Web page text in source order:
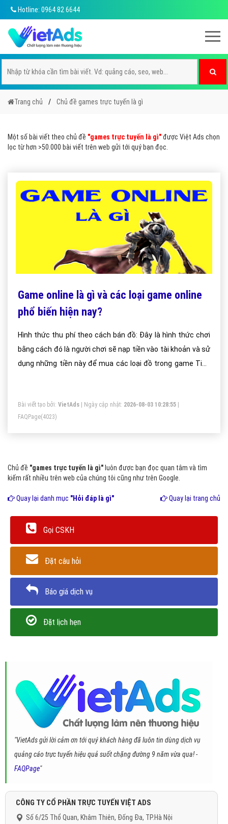
Hotline: 0964 82 6644
Trang chủ Chủ đề games trực tuyến là gì
Một số bài viết theo chủ đề "games trực tuyến là gì"được Việt Ads chọn
lọc từ hơn >50.000 bài viết trên web gửi tới quý bạn đọc.
Game online là gì và các loại game online
phổ biến hiện nay?
Hình thức thu phí theo cách bán đồ: Đây là hình thức chơi
bằng cách đó là người chơi sẽ nạp tiền vào tài khoản và sử
dụng những tiền này để mua các loại đồ trong game Tiền
Bài viết tạo bởi: VietAds | Ngày cập nhật: 2026-08-03 10:28:55
FAQPage(4023)
Chủ đề "games trực tuyến là gì" luôn được bạn đọc quan tâm và tìm
kiếm rất nhiều trên web của chúng tôi cũng như trên Google.
Quay lại danh mục "Hỏi đáp là gì" Quay lại trang chủ
Gọi CSKH
Đặt câu hỏi
Báo giá dịch vụ
Đặt lịch hẹn
"VietAds gửi lời cảm ơn tới quý khách hàng đã luôn tin dùng dịch vụ
quảng cáo trực tuyến hiệu quả suốt chặng đường 9 năm vừa qua! -
FAQPage"
CÔNG TY CỔ PHẦN TRỰC TUYẾN VIỆT ADS
Số 6/25 Thổ Quan, Khâm Thiên, Đống Đa, TP.Hà Nội